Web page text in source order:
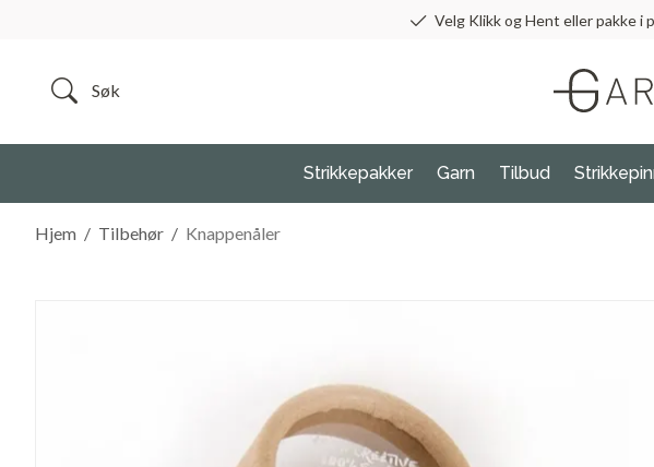
Velg Klikk og Hent eller pakke i
Strikkepakker Garn Tilbud
/
Hjem /
Tilbehør Knappenåler